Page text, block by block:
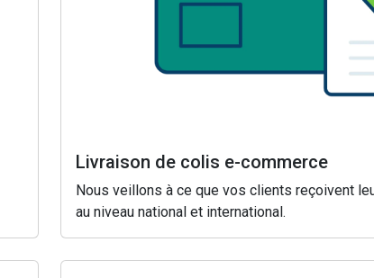
Livraison de colis e-commerce
Nous veillons à ce que vos clients reçoivent
au niveau national et international.